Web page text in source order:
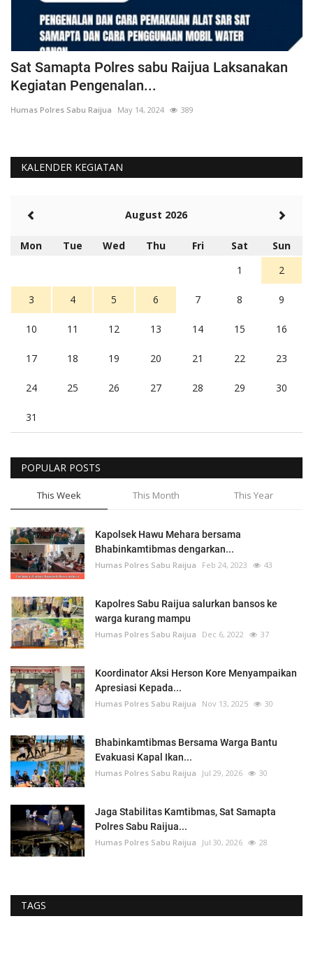
Sat Samapta Polres sabu Raijua Laksanakan
Kegiatan Pengenalan...
Humas Polres Sabu Raijua May 14, 2024 389
KALENDER KEGIATAN
August 2026
Mon Tue Wed Thu Fri Sat
Sun
1
2
3 4 5 6 7 8 9
10 11 12 13 14 15 16
17 18 19 20 21 22 23
24 25 26 27 28 29 30
31
POPULAR POSTS
This Week This Month This Year
Kapolsek Hawu Mehara bersama
Bhabinkamtibmas dengarkan...
Humas Polres Sabu Raijua Feb 24, 2023 43
Kapolres Sabu Raijua salurkan bansos ke
warga kurang mampu
Humas Polres Sabu Raijua Dec 6, 2022 37
Koordinator Aksi Herson Kore Menyampaikan
Apresiasi Kepada...
Humas Polres Sabu Raijua Nov 13, 2025 30
Bhabinkamtibmas Bersama Warga Bantu
Evakuasi Kapal Ikan...
Humas Polres Sabu Raijua Jul 29, 2026 30
Jaga Stabilitas Kamtibmas, Sat Samapta
Polres Sabu Raijua...
Humas Polres Sabu Raijua Jul 30, 2026 28
TAGS